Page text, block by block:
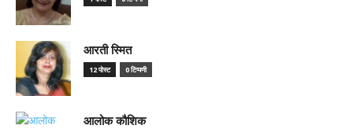
आरती स्मित
12 पोस्ट 0 टिप्पणी
आलोक कौशिक